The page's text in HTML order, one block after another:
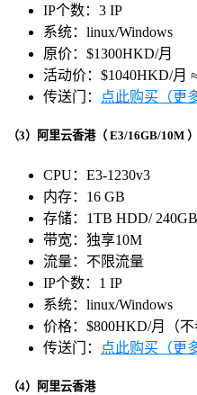
IP个数：3 IP
系统：linux/Windows
原价：$1300HKD/月
活动价：$1040HKD/月
传送门：
点此购买（更
（3）阿里云香港（ E3/16GB/10M ）
CPU：E3-1230v3
内存：16 GB
存储：1TB HDD/
带宽：独享10M
流量：不限流量
IP个数：1 IP
系统：linux/Windows
价格：$800HKD/月（不
传送门：
点此购买（更
（4）阿里云香港